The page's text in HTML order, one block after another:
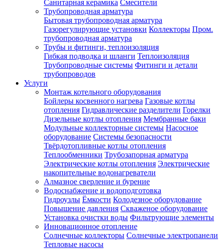
Санитарная керамика Смесители
Трубопроводная арматура
Бытовая трубопроводная арматура
Газорегулирующие установки Коллекторы Пром.
трубопроводная арматура
Трубы и фитинги, теплоизоляция
Гибкая подводка и шланги Теплоизоляция
Трубопроводные системы Фитинги и детали
трубопроводов
Услуги
Монтаж котельного оборудования
Бойлеры косвенного нагрева Газовые котлы
отопления Гидравлические разделители Горелки
Дизельные котлы отопления Мембранные баки
Модульные коллекторные системы Насосное
оборудование Системы безопасности
Твёрдотопливные котлы отопления
Теплообменники Трубозапорная арматура
Электрические котлы отопления Электрические
накопительные водонагреватели
Алмазное сверление и бурение
Водоснабжение и водоподготовка
Гидроузлы Ёмкости Колодезное оборудование
Повышение давления Скваженое оборудование
Установка очистки воды Фильтрующие элементы
Инновационное отопление
Солнечные коллекторы Солнечные электропанели
Тепловые насосы